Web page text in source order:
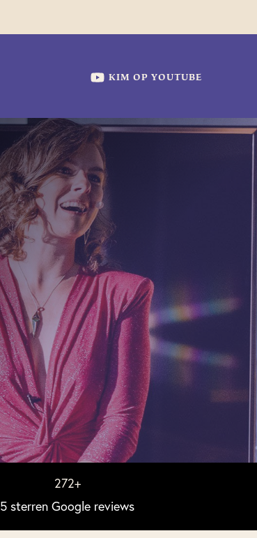
KIM OP YOUTUBE
272+
5 sterren Google reviews